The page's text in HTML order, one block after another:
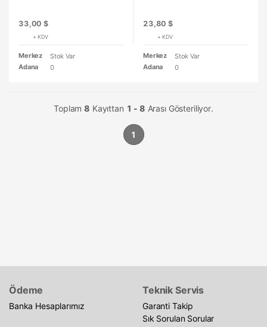
33,00 $
+ KDV
Merkez
Stok Var
Adana
0
23,80 $
+ KDV
Merkez
Stok Var
Adana
0
Toplam 8 Kayıttan 1 - 8 Arası Gösteriliyor.
1
Ödeme
Banka Hesaplarımız
Teknik Servis
Garanti Takip
Sık Sorulan Sorular